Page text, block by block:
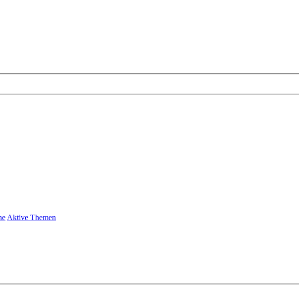
Aktive Themen